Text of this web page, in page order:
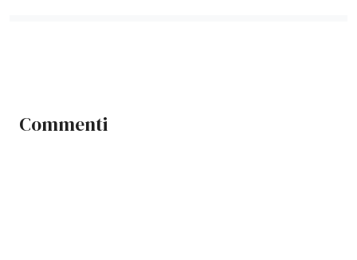
Commenti